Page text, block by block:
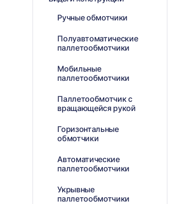
Ручные обмотчики
Полуавтоматические
паллетообмотчики
Мобильные
паллетообмотчики
Паллетообмотчик с
вращающейся рукой
Горизонтальные
обмотчики
Автоматические
паллетообмотчики
Укрывные
паллетообмотчики